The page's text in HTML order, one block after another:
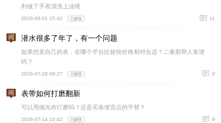
利做了手表清洗上油维
2026-08-01 15:42 11
潜水很多了年了，有一个问题
如果想卖自己的表，在哪个平台比较快价格相对合适？二奢那帮人靠谱
吗？
2026-07-28 09:27 8
表带如何打磨翻新
可以用抛光布打磨吗？还是买条便宜点的平替？
2026-07-14 10:42 9